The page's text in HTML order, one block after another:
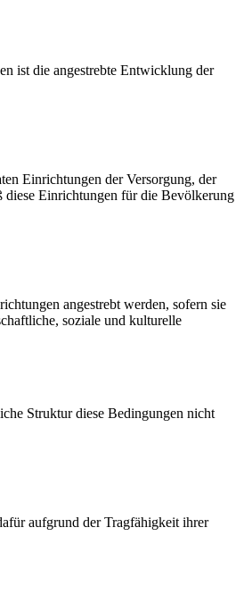
ist die angestrebte Entwicklung der
Einrichtungen der Versorgung, der
diese Einrichtungen für die Bevölkerung
angestrebt werden, sofern sie
soziale und kulturelle
Struktur diese Bedingungen nicht
aufgrund der Tragfähigkeit ihrer